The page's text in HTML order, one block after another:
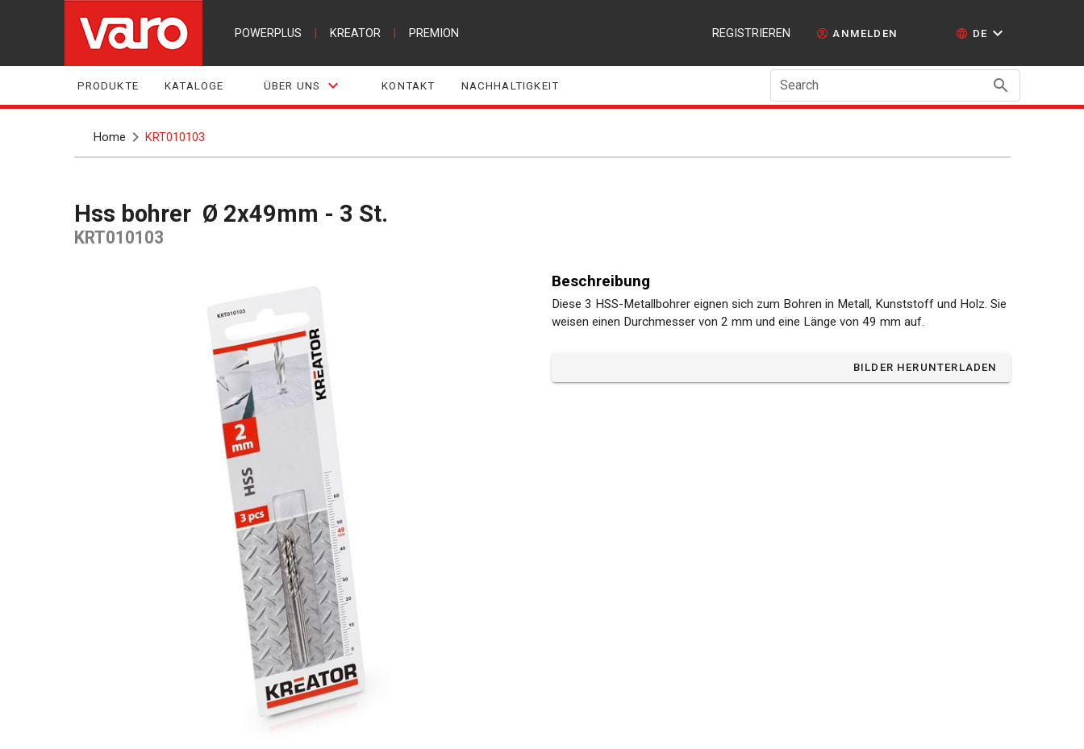
POWERPLUS KREATOR PREMION REGISTRIEREN ANMELDEN DE
PRODUKTE KATALOGE ÜBER UNS KONTAKT NACHHALTIGKEIT Search
Home KRT010103
Hss bohrer Ø 2x49mm - 3 St.
KRT010103
Beschreibung
Diese 3 HSS-Metallbohrer eignen sich zum Bohren in Metall, Kunststoff und Holz. Sie
weisen einen Durchmesser von 2 mm und eine Länge von 49 mm auf.
BILDER HERUNTERLADEN